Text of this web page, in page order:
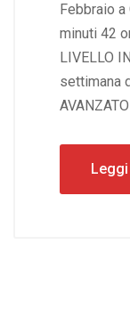
Febbraio
minuti 42
LIVELLO
settimana